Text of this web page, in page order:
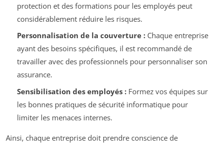
protection et des formations pour les employés peut
considérablement réduire les risques.
Personnalisation de la couverture :Chaque entreprise
ayant des besoins spécifiques, il est recommandé de
travailler avec des professionnels pour personnaliser son
assurance.
Sensibilisation des employés :Formez vos équipes sur
les bonnes pratiques de sécurité informatique pour
limiter les menaces internes.
Ainsi, chaque entreprise doit prendre conscience de